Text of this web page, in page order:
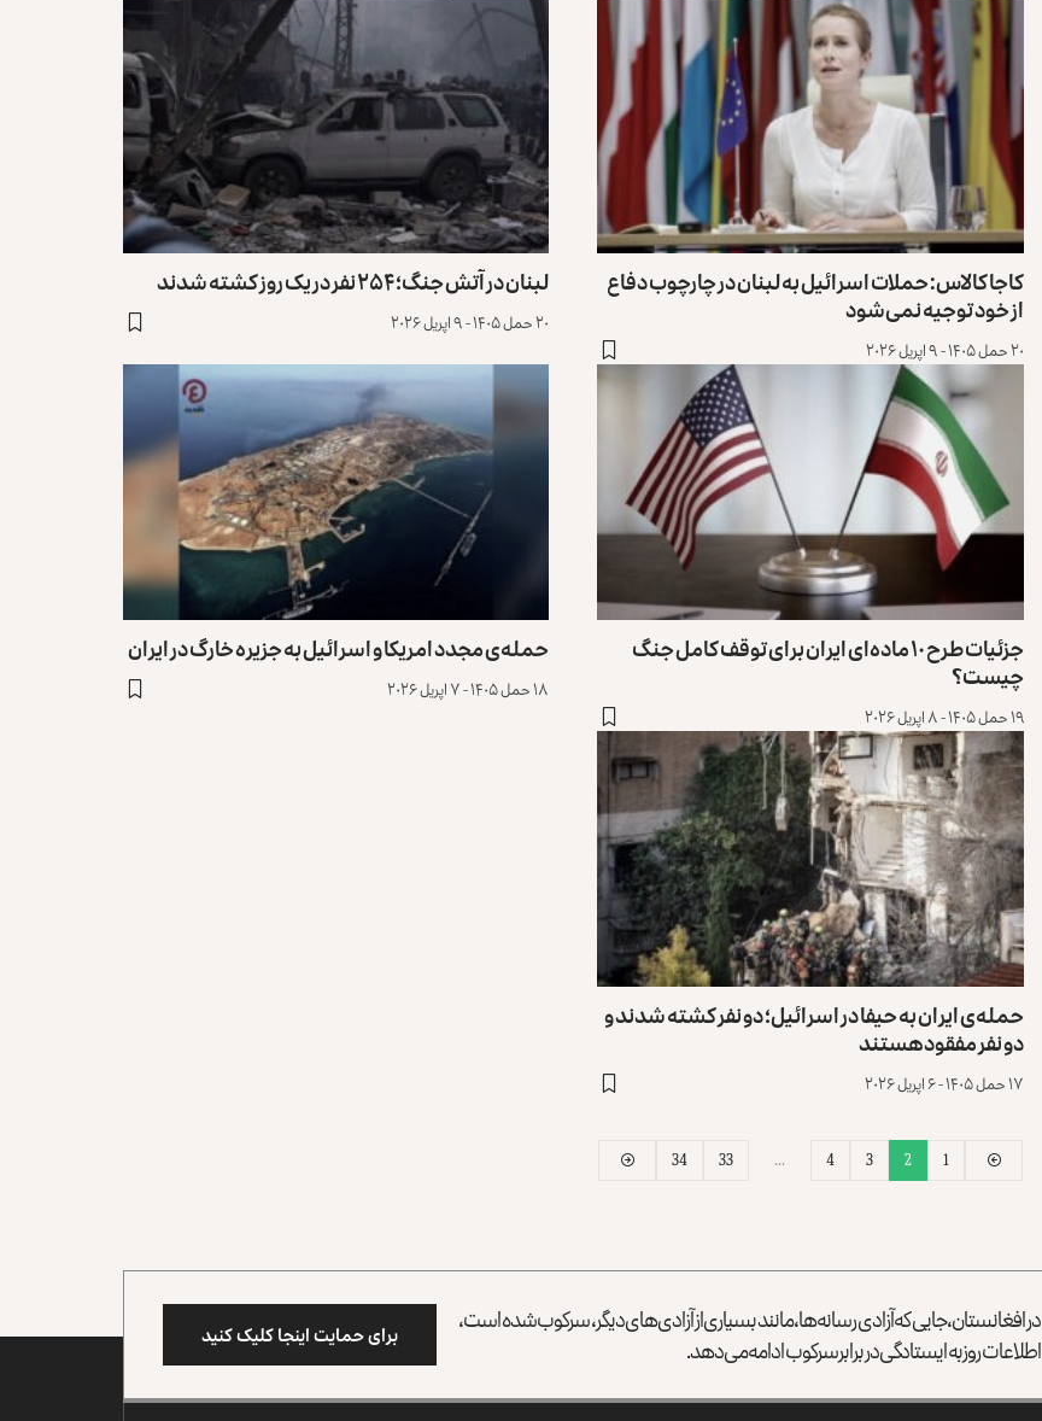
کاجا کالاس: حملات اسرائیل به لبنان در چارچوب دفاع
از خود توجیه نمی‌شود
۲۰ حمل ۱۴۰۵ - ۹ اپریل ۲۰۲۶
لبنان در آتش جنگ؛ ۲۵۴ نفر در یک روز کشته شدند
۲۰ حمل ۱۴۰۵ - ۹ اپریل ۲۰۲۶
جزئیات طرح ۱۰ ماده‌ای ایران برای توقف کامل جنگ
چیست؟
۱۹ حمل ۱۴۰۵ - ۸ اپریل ۲۰۲۶
حمله‌ی مجدد امریکا و اسرائیل به جزیره خارگ در ایران
۱۸ حمل ۱۴۰۵ - ۷ اپریل ۲۰۲۶
حمله‌ی ایران به حیفا در اسرائیل؛ دو نفر کشته شدند و
دو نفر مفقود هستند
۱۷ حمل ۱۴۰۵ - ۶ اپریل ۲۰۲۶
1
2
3
4
…
33
34
در افغانستان، جایی که آزادی رسانه‌ها، مانند بسیاری از آزادی‌های دیگر، سرکوب شده است،
اطلاعات روز به ایستادگی در برابر سرکوب ادامه می‌دهد. برای حمایت اینجا کلیک کنید